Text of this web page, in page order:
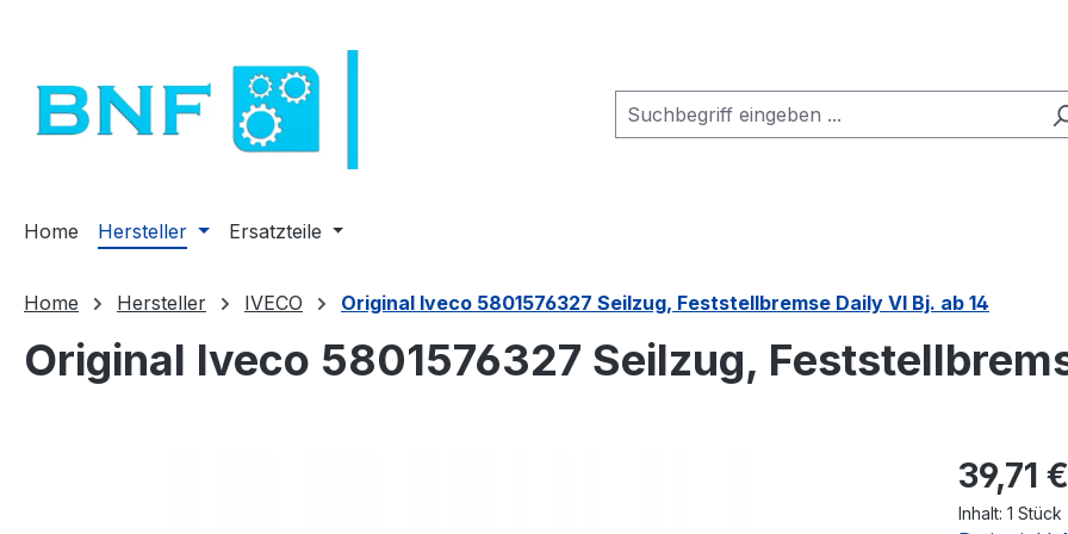
Home Hersteller Ersatzteile
Home Hersteller IVECO Original Iveco 5801576327 Seilzug, Feststellbremse Daily VI Bj. ab 14
Original Iveco 5801576327 Seilzug,
Regulärer
39,71 €
Inhalt: 1 Stück